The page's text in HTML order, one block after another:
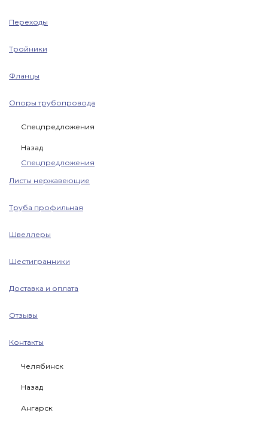
Переходы
Тройники
Фланцы
Опоры трубопровода
Спецпредложения
Назад
Спецпредложения
Листы нержавеющие
Труба профильная
Швеллеры
Шестигранники
Доставка и оплата
Отзывы
Контакты
Челябинск
Назад
Ангарск